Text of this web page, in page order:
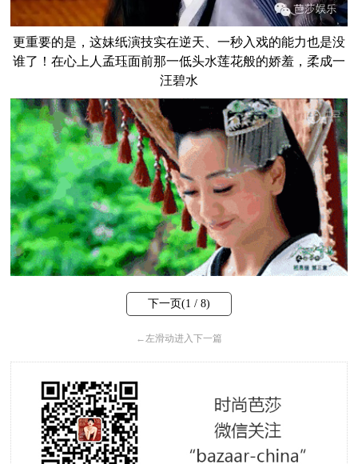
更重要的是，这妹纸演技实在逆天、一秒入戏的能力也是没
谁了！ 在心上人孟珏面前那一低头水莲花般的娇羞，柔成一
汪碧水
下一页(1 / 8)
←左滑动进入下一篇